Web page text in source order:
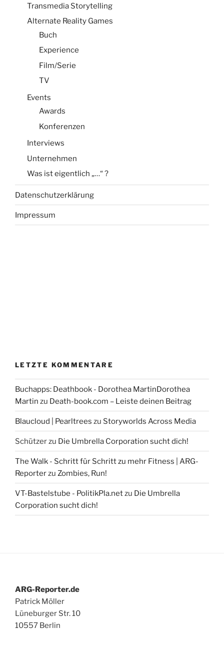
Transmedia Storytelling
Alternate Reality Games
Buch
Experience
Film/Serie
TV
Events
Awards
Konferenzen
Interviews
Unternehmen
Was ist eigentlich „…“ ?
Datenschutzerklärung
Impressum
LETZTE KOMMENTARE
Buchapps: Deathbook - Dorothea MartinDorothea
Martin zu Death-book.com – Leiste deinen Beitrag
Blaucloud | Pearltrees zu Storyworlds Across Media
Schützerzu Die Umbrella Corporation sucht dich!
The Walk - Schritt für Schritt zu mehr Fitness | ARG-
Reporterzu Zombies, Run!
VT-Bastelstube - PolitikPla.netzu Die Umbrella
Corporation sucht dich!
ARG-Reporter.de
Patrick Möller
Lüneburger Str. 10
10557 Berlin